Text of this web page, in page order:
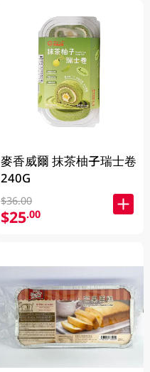
麥香威爾 抹茶柚子瑞士卷
240G
$36.00
$25.00